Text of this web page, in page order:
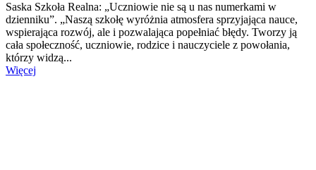
Saska Szkoła Realna: „Uczniowie nie są u nas numerkami w
dzienniku”. „Naszą szkołę wyróżnia atmosfera sprzyjająca nauce,
wspierająca rozwój, ale i pozwalająca popełniać błędy. Tworzy ją
cała społeczność, uczniowie, rodzice i nauczyciele z powołania,
którzy widzą...
Więcej